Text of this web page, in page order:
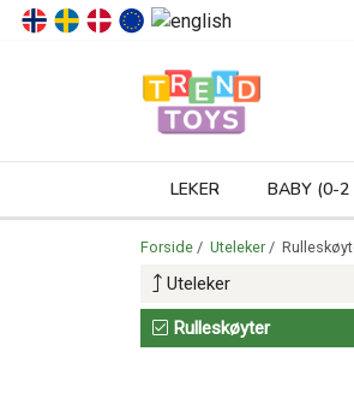
LEKER BABY (0-2
Forside / Uteleker /
Uteleker
Rulleskøyter